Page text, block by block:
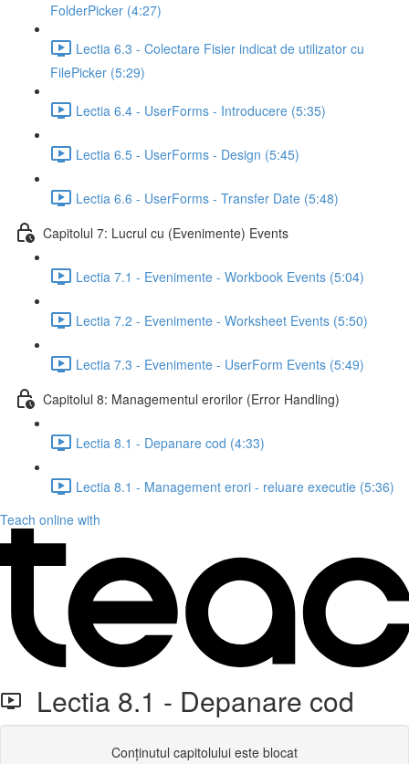
FolderPicker (4:27)
Lectia 6.3 - Colectare Fisier indicat de utilizator cu
FilePicker (5:29)
Lectia 6.4 - UserForms - Introducere (5:35)
Lectia 6.5 - UserForms - Design (5:45)
Lectia 6.6 - UserForms - Transfer Date (5:48)
Capitolul 7: Lucrul cu (Evenimente) Events
Lectia 7.1 - Evenimente - Workbook Events (5:04)
Lectia 7.2 - Evenimente - Worksheet Events (5:50)
Lectia 7.3 - Evenimente - UserForm Events (5:49)
Capitolul 8: Managementul erorilor (Error Handling)
Lectia 8.1 - Depanare cod (4:33)
Lectia 8.1 - Management erori - reluare executie (5:36)
Teach online with
Lectia 8.1 - Depanare cod
Conținutul capitolului este blocat